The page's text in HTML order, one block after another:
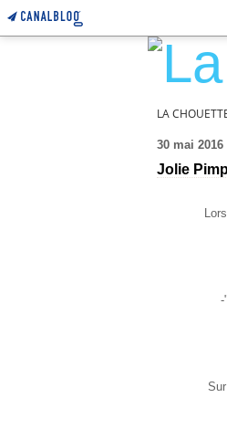
LA
30 mai 2016
Jolie
-